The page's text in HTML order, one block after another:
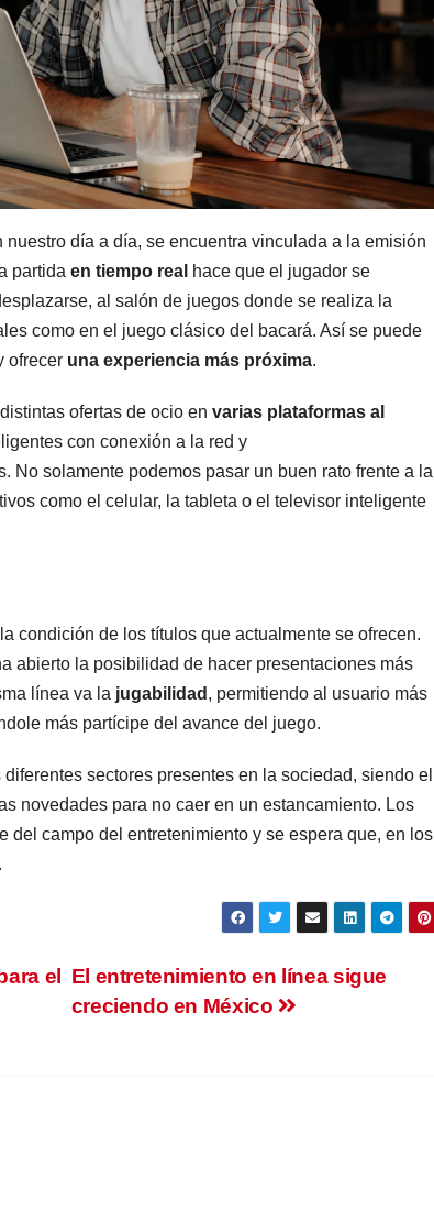
día a día, se encuentra vinculada a la emisión
partida en tiempo real hace que el jugador se
al salón de juegos donde se realiza la
como en el juego clásico del bacará. Así se puede
ofrecer una experiencia más próxima.
ofertas de ocio en varias plataformas al
con conexión a la red y
No solamente podemos pasar un buen rato frente a la
como el celular, la tableta o el televisor inteligente
condición de los títulos que actualmente se ofrecen.
abierto la posibilidad de hacer presentaciones más
línea va la jugabilidad , permitiendo al usuario más
más partícipe del avance del juego.
sectores presentes en la sociedad, siendo el
novedades para no caer en un estancamiento. Los
del campo del entretenimiento y se espera que, en los
El entretenimiento en línea sigue
creciendo en México
el